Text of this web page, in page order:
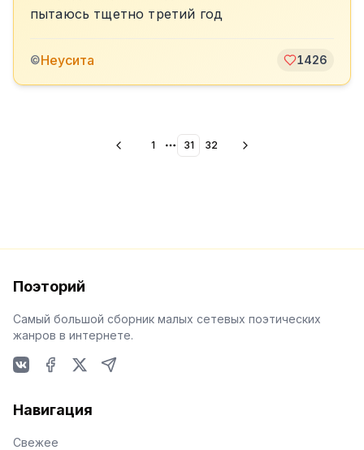
пытаюсь тщетно третий год
©Неусита 1426
1 More pages
31 32
Поэторий
Самый большой сборник малых сетевых поэтических
жанров в интернете.
Навигация
Свежее